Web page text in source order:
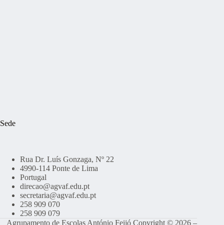
Sede
Rua Dr. Luís Gonzaga, Nº 22
4990-114 Ponte de Lima
Portugal
direcao@agvaf.edu.pt
secretaria@agvaf.edu.pt
258 909 070
258 909 079
Agrupamento de Escolas António Feijó Copyright © 2026 –